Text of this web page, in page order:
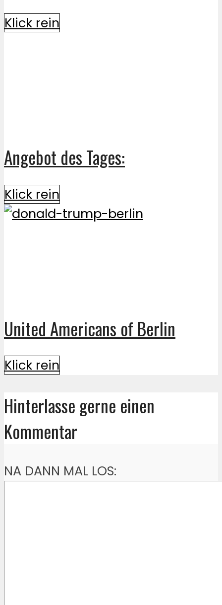
Klick rein
Angebot des Tages:
Klick rein
United Americans of Berlin
Klick rein
Hinterlasse gerne einen
Kommentar
NA DANN MAL LOS: